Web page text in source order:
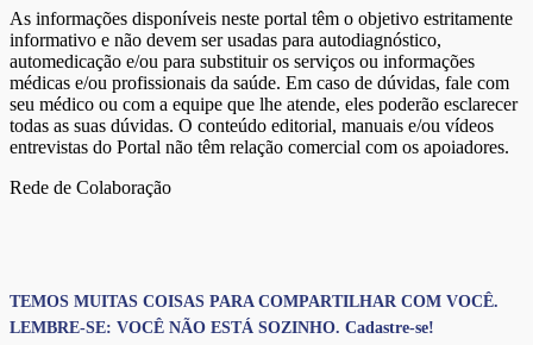
As informações disponíveis neste portal têm o objetivo estritamente
informativo e não devem ser usadas para autodiagnóstico,
automedicação e/ou para substituir os serviços ou informações
médicas e/ou profissionais da saúde. Em caso de dúvidas, fale com
seu médico ou com a equipe que lhe atende, eles poderão esclarecer
todas as suas dúvidas. O conteúdo editorial, manuais e/ou vídeos
entrevistas do Portal não têm relação comercial com os apoiadores.
Rede de Colaboração
TEMOS MUITAS COISAS PARA COMPARTILHAR COM VOCÊ.
LEMBRE-SE: VOCÊ NÃO ESTÁ SOZINHO. Cadastre-se!